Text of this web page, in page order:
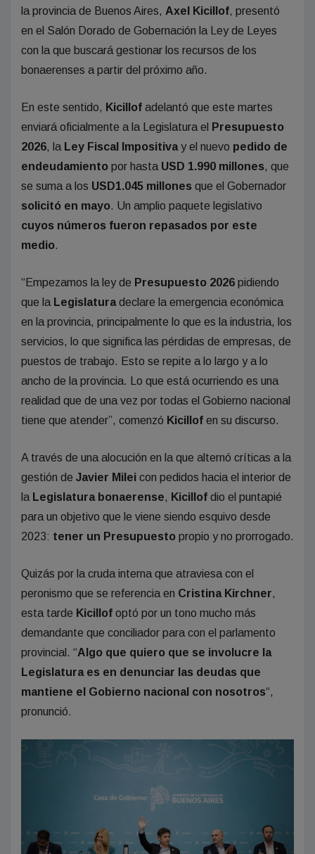
la provincia de Buenos Aires, Axel Kicillof, presentó
en el Salón Dorado de Gobernación la Ley de Leyes
con la que buscará gestionar los recursos de los
bonaerenses a partir del próximo año.
En este sentido, Kicillof adelantó que este martes
enviará oficialmente a la Legislatura el
Presupuesto
2026, la Ley Fiscal Impositivay el nuevo pedido de
endeudamiento por hasta USD 1.990 millones, que
se suma a los USD1.045 millones que el Gobernador
solicitó en mayo. Un amplio paquete legislativo
cuyos números fueron repasados por este
medio.
“Empezamos la ley de Presupuesto 2026 pidiendo
que la Legislaturadeclare la emergencia económica
en la provincia, principalmente lo que es la industria, los
servicios, lo que significa las pérdidas de empresas, de
puestos de trabajo. Esto se repite a lo largo y a lo
ancho de la provincia. Lo que está ocurriendo es una
realidad que de una vez por todas el Gobierno nacional
tiene que atender”, comenzó Kicillof en su discurso.
A través de una alocución en la que alternó críticas a la
gestión de Javier Milei con pedidos hacia el interior de
la Legislatura bonaerense, Kicillof dio el puntapié
para un objetivo que le viene siendo esquivo desde
2023: tener un Presupuesto propio y no prorrogado.
Quizás por la cruda interna que atraviesa con el
peronismo que se referencia en Cristina Kirchner,
esta tarde Kicillof optó por un tono mucho más
demandante que conciliador para con el parlamento
provincial. “Algo que quiero que se involucre la
Legislatura es en denunciar las deudas que
mantiene el Gobierno nacional con nosotros“,
pronunció.